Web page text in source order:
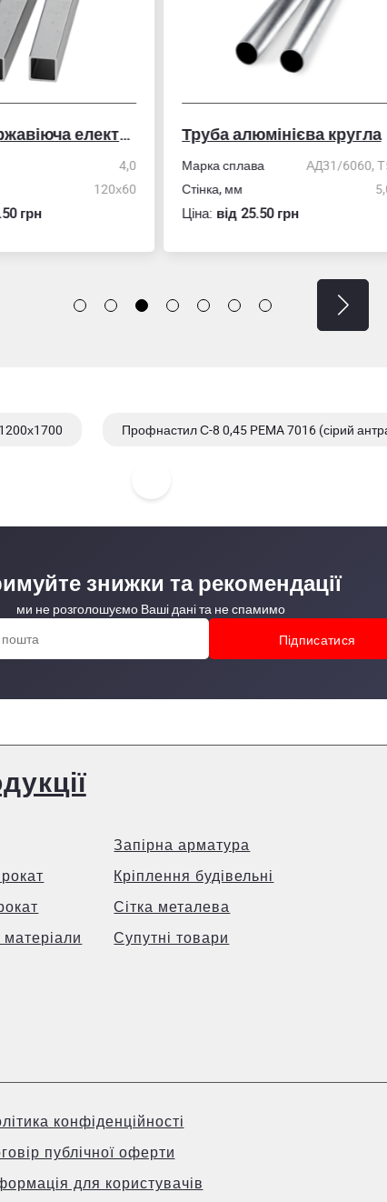
Труба нержавіюча електрозварна профільна
4,0
120х60
грн
Труба алюмінієва кругла
Марка сплава
АД31/6060, Т5
Стінка, мм
5,0
Ціна:вiд 25.50 грн
Профнастил С-8 0,45 PEMA 7016 (сірий
знижки та рекомендації
ми не розголошуємо Ваші дані та не спамимо
матеріали
Запірна арматура
Кріплення будівельні
Сітка металева
Супутні товари
конфіденційності
публічної оферти
для користувачів